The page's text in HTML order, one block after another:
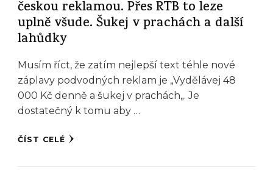
českou reklamou. Přes RTB to leze
uplně všude. Šukej v prachách a další
lahůdky
Musím říct, že zatím nejlepší text téhle nové
záplavy podvodných reklam je „Vydělávej 48
000 Kč denně a šukej v prachách„. Je
dostatečný k tomu aby …
ČÍST CELÉ